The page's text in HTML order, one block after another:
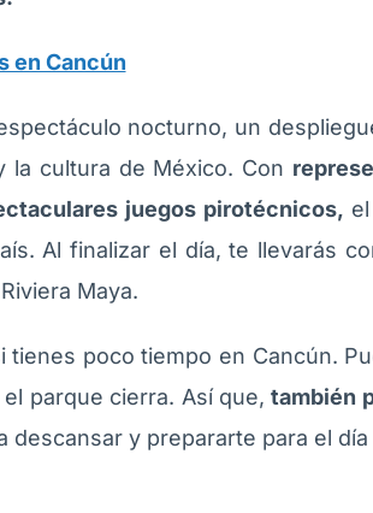
en Cancún
nocturno, un
la cultura de México. Con
juegos pirotécnicos,
Al finalizar el día, te llevarás
Maya.
poco tiempo en Cancún.
el parque cierra. Así que,también
y prepararte para el